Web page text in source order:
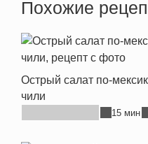
Похожие
Острый салат по-
чили
15 мин